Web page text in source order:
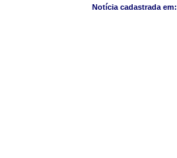
Notícia cadastrada em: